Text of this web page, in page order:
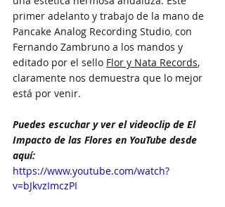
primer adelanto y trabajo de la mano de
Pancake Analog Recording Studio, con
Fernando Zambruno a los mandos y
editado por el sello Flor y Nata Records,
claramente nos demuestra que lo mejor
está por venir.
Puedes escuchar y ver el videoclip de El
Impacto de las Flores en YouTube desde
aquí:
https://www.youtube.com/watch?
v=bJkvzImczPI